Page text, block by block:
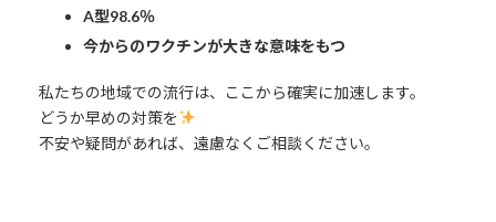
A型98.6％
今からのワクチンが大きな意味をもつ
私たちの地域での流行は、ここから確実に加速します。
どうか早めの対策を
不安や疑問があれば、遠慮なくご相談ください。